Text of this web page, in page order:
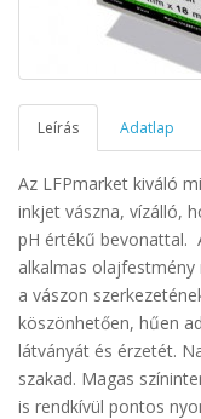
Leírás Adatlap
Az LFPmarket kiváló
inkjet vászna, vízálló,
pH értékű bevonattal.
alkalmas
a vászon
köszönhetően, hűen
látványát és érzetét.
szakad. Magas
is rendkívül pontos